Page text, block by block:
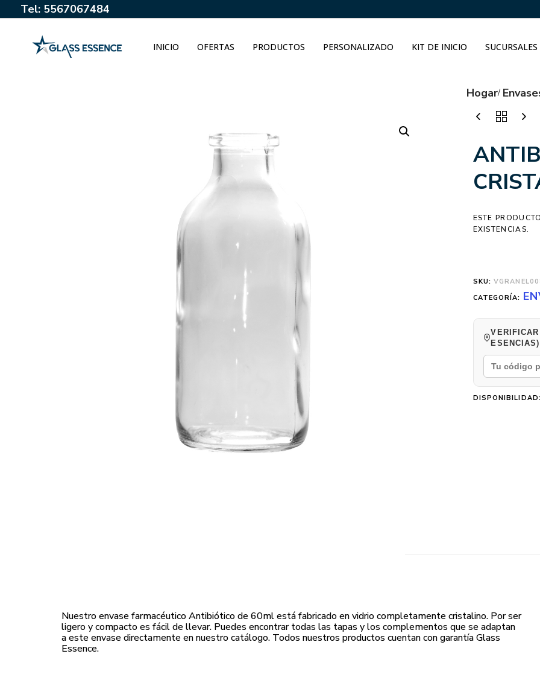
Tel: 5567067484
INICIO OFERTAS PRODUCTOS PERSONALIZADO KIT DE INICIO SUCURSALES
Hogar
ESTE
EXISTENCIAS.
SKU:
CATEGORÍA:
ESENCIAS)
Nuestro envase farmacéutico Antibiótico de 60ml está fabricado en vidrio completamente cristalino. Por ser
ligero y compacto es fácil de llevar. Puedes encontrar todas las tapas y los complementos que se adaptan
a este envase directamente en nuestro catálogo. Todos nuestros productos cuentan con garantía Glass
Essence.